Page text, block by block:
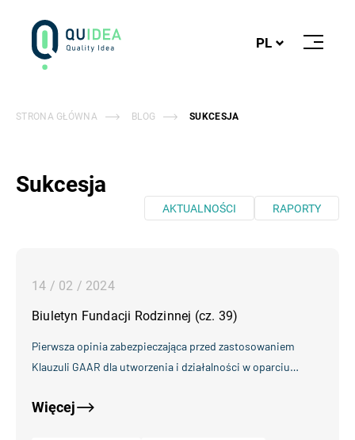
Logo
PL
Otwórz
STRONA GŁÓWNA BLOG SUKCESJA
Sukcesja
AKTUALNOŚCI RAPORTY
14 / 02 / 2024
Biuletyn Fundacji Rodzinnej (cz. 39)
Pierwsza opinia zabezpieczająca przed zastosowaniem
Klauzuli GAAR dla utworzenia i działalności w oparciu…
Więcej